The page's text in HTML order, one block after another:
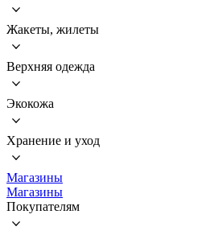
Жакеты, жилеты
Верхняя одежда
Экокожа
Хранение и уход
Магазины
Магазины
Покупателям